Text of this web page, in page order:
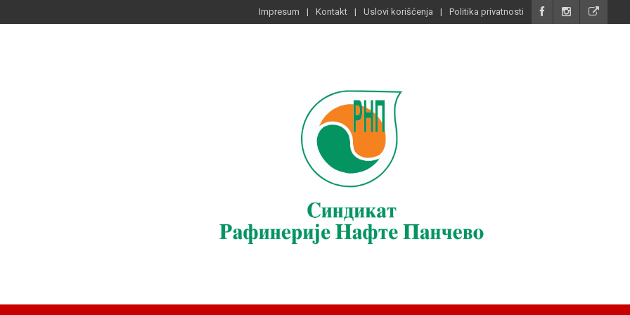
Impresum Kontakt Uslovi korišćenja Politika privatnosti